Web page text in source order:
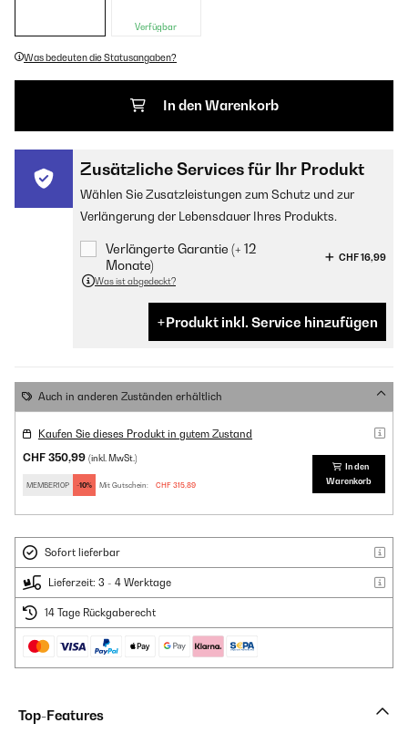
Verfügbar
Was bedeuten die Statusangaben?
In den Warenkorb
Zusätzliche Services für Ihr Produkt
Wählen Sie Zusatzleistungen zum Schutz und zur
Verlängerung der Lebensdauer Ihres Produkts.
Verlängerte Garantie (+ 12
Monate)
CHF 16,99
Was ist abgedeckt?
Produkt inkl. Service hinzufügen
Auch in anderen Zuständen erhältlich
Kaufen Sie dieses Produkt in gutem Zustand
CHF 350,99 (inkl. MwSt.)
MEMBER10P -10% Mit Gutschein: CHF 315,89
In den
Warenkorb
Sofort lieferbar
Lieferzeit: 3 - 4 Werktage
14 Tage Rückgaberecht
Top-Features